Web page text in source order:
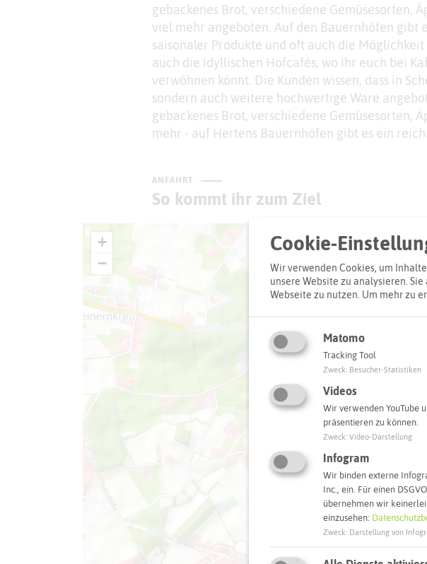
gebackenes Brot, verschiedene Gemüsesorten,
viel mehr angeboten. Auf den Bauernhöfen gibt
saisonaler Produkte und oft auch die
auch die idyllischen Hofcafés, wo ihr euch bei
verwöhnen könnt. Die Kunden wissen, dass in
sondern auch weitere hochwertige Ware
gebackenes Brot, verschiedene Gemüsesorten,
mehr - auf Hertens Bauernhöfen gibt es ein
ANFAHRT
So kommt ihr zum Ziel
+
−
Cookie-
Wir verwenden Cookies, um
unsere Website zu analysieren.
Webseite zu nutzen. Um mehr zu
Matomo
Tracking Tool
Zweck: Besucher-Statistiken
Videos
Wir verwenden YouTube
präsentieren zu können.
Zweck: Video-Darstellung
Infogram
Wir binden externe
Inc., ein. Für einen
übernehmen wir
einzusehen:
Zweck: Darstellung von